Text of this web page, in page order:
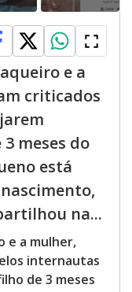
e a
criticados
meses do
está
na...
e a mulher,
internautas
de 3 meses